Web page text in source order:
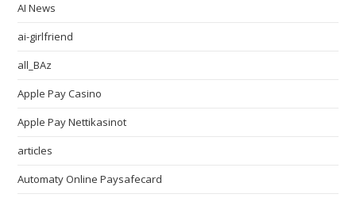
AI News
ai-girlfriend
all_BAz
Apple Pay Casino
Apple Pay Nettikasinot
articles
Automaty Online Paysafecard